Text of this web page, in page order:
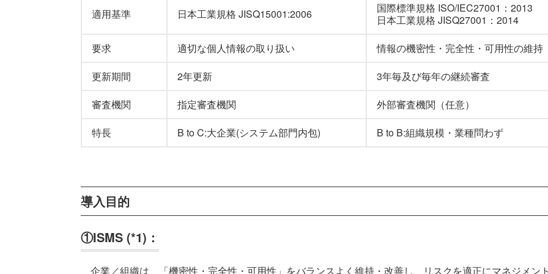
適用基準 日本工業規格 JISQ15001:2006
国際標準規格 ISO/IEC27001：2013
日本工業規格 JISQ27001：2014
要求
適切な個人情報の取り扱い
情報の機密性・完全性・可用性の維持
更新期間
2年更新
3年毎及び毎年の継続審査
審査機関
指定審査機関
外部審査機関（任意）
特長
B to C:大企業(システム部門内包) B to B:組織規模・業種問わず
導入目的
①ISMS (*1)：
企業／組織は、「機密性・完全性・可用性」をバランスよく維持・改善し、リスクを適正にマネジメン